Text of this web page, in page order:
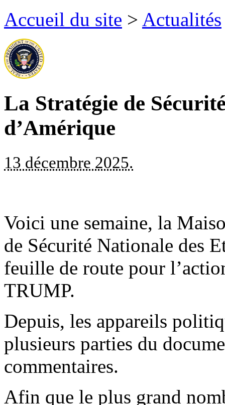
Accueil du site > Actualités
La Stratégie de
d’Amérique
13 décembre 2025.
Voici une semaine, la
de Sécurité Nationale des
feuille de route pour
TRUMP.
Depuis, les appareils
plusieurs parties du
commentaires.
Afin que le plus grand